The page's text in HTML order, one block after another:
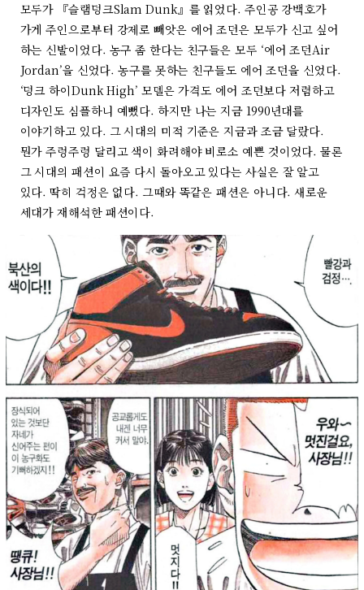
모두가 『슬램덩크Slam Dunk』를 읽었다. 주인공 강백호가
가게 주인으로부터 강제로 빼앗은 에어 조던은 모두가 신고 싶어
하는 신발이었다. 농구 좀 한다는 친구들은 모두 ‘에어 조던Air
Jordan’을 신었다. 농구를 못하는 친구들도 에어 조던을 신었다.
‘덩크 하이Dunk High’ 모델은 가격도 에어 조던보다 저렴하고
디자인도 심플하니 예뻤다. 하지만 나는 지금 1990년대를
이야기하고 있다. 그 시대의 미적 기준은 지금과 조금 달랐다.
뭔가 주렁주렁 달리고 색이 화려해야 비로소 예쁜 것이었다. 물론
그 시대의 패션이 요즘 다시 돌아오고 있다는 사실은 잘 알고
있다. 딱히 걱정은 없다. 그때와 똑같은 패션은 아니다. 새로운
세대가 재해석한 패션이다.